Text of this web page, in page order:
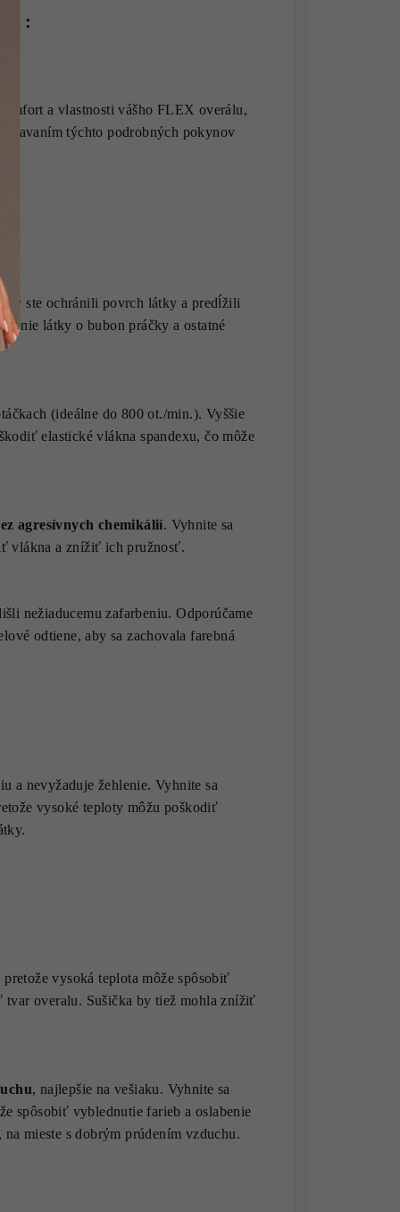
:
a vlastnosti vášho FLEX overálu,
týchto podrobných pokynov
ste ochránili povrch látky a predĺžili
látky o bubon práčky a ostatné
(ideálne do 800 ot./min.). Vyššie
elastické vlákna spandexu, čo môže
agresívnych chemikálií. Vyhnite sa
vlákna a znížiť ich pružnosť.
nežiaducemu zafarbeniu. Odporúčame
odtiene, aby sa zachovala farebná
a nevyžaduje žehlenie. Vyhnite sa
vysoké teploty môžu poškodiť
pretože vysoká teplota môže spôsobiť
overalu. Sušička by tiež mohla znížiť
, najlepšie na vešiaku. Vyhnite sa
spôsobiť vyblednutie farieb a oslabenie
mieste s dobrým prúdením vzduchu.